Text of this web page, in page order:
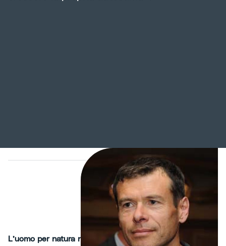
Pietro Trabucchi
sports psychologist and resilience expert
L’uomo per natura non è un centometrista, è un